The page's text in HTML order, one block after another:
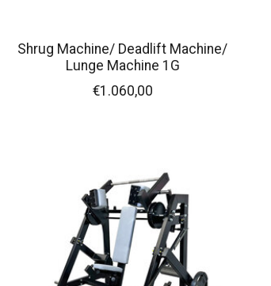
Shrug Machine/ Deadlift Machine/
Lunge Machine 1G
€1.060,00